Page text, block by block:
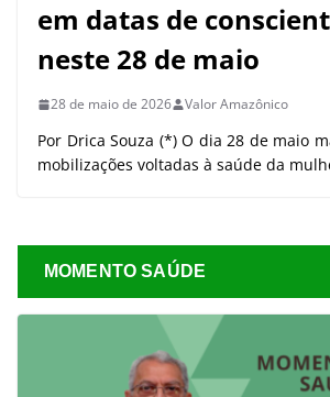
em datas de
neste 28 de maio
28 de maio de 2026 Valor Amazônico
Por Drica Souza (*) O dia 28 de maio
mobilizações voltadas à saúde da
MOMENTO SAÚDE